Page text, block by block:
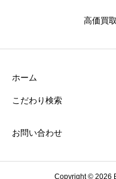
任意
高価買
ホーム
こだわり検索
お問い合わせ
Copyright © 2026